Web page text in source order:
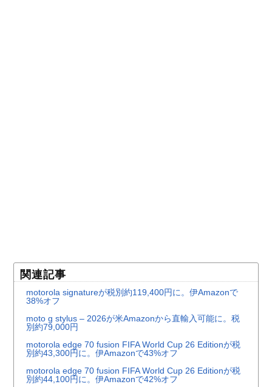
関連記事
motorola signatureが税別約119,400円に。伊Amazonで
38%オフ
moto g stylus – 2026が米Amazonから直輸入可能に。税
別約79,000円
motorola edge 70 fusion FIFA World Cup 26 Editionが税
別約43,300円に。伊Amazonで43%オフ
motorola edge 70 fusion FIFA World Cup 26 Editionが税
別約44,100円に。伊Amazonで42%オフ